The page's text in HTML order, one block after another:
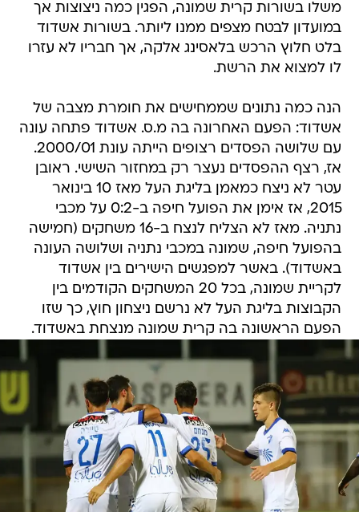
משלו בשורות קרית שמונה, הפגין כמה ניצוצות אך
במועדון לבטח מצפים ממנו ליותר. בשורות אשדוד
בלט חלוץ הרכש בלאסינג אלקה, אך חבריו לא עזרו
לו למצוא את הרשת.
הנה כמה נתונים שממחישים את חומרת מצבה של
אשדוד: הפעם האחרונה בה מ.ס. אשדוד פתחה עונה
עם שלושה הפסדים רצופים הייתה עונת 2000/01.
אז, רצף ההפסדים נעצר רק במחזור השישי. ראובן
עטר לא ניצח כמאמן בליגת העל מאז 10 בינואר
2015, אז אימן את הפועל חיפה ב-0:2 על מכבי
נתניה. מאז לא הצליח לנצח ב-16 משחקים (חמישה
בהפועל חיפה, שמונה במכבי נתניה ושלושה העונה
באשדוד). באשר למפגשים הישירים בין אשדוד
לקריית שמונה, בכל 20 המשחקים הקודמים בין
הקבוצות בליגת העל לא נרשם ניצחון חוץ, כך שזו
הפעם הראשונה בה קרית שמונה מנצחת באשדוד.